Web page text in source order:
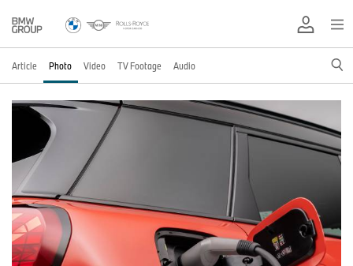
Article Photo Video TV Footage Audio